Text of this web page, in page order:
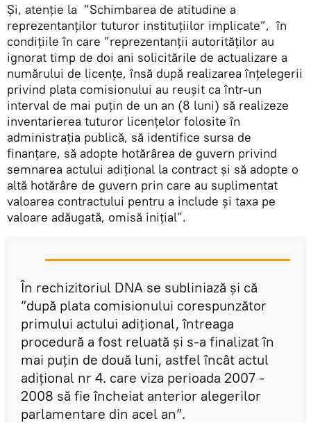
Și, atenție la ”Schimbarea de atitudine a
reprezentanților tuturor instituțiilor implicate”, în
condițiile în care ”reprezentanții autorităților au
ignorat timp de doi ani solicitările de actualizare a
numărului de licențe, însă după realizarea înțelegerii
privind plata comisionului au reușit ca într-un
interval de mai puțin de un an (8 luni) să realizeze
inventarierea tuturor licențelor folosite în
administrația publică, să identifice sursa de
finanțare, să adopte hotărârea de guvern privind
semnarea actului adițional la contract și să adopte o
altă hotărâre de guvern prin care au suplimentat
valoarea contractului pentru a include și taxa pe
valoare adăugată, omisă inițial”.
În rechizitoriul DNA se subliniază și că
”după plata comisionului corespunzător
primului actului adițional, întreaga
procedură a fost reluată și s-a finalizat în
mai puțin de două luni, astfel încât actul
adițional nr 4. care viza perioada 2007 -
2008 să fie încheiat anterior alegerilor
parlamentare din acel an”.